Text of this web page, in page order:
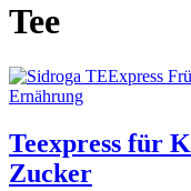
Tee
Ernährung
Teexpress für
Zucker